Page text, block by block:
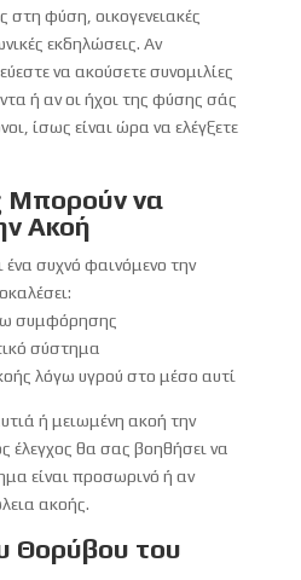
στη φύση, οικογενειακές
εκδηλώσεις. Αν
να ακούσετε συνομιλίες
ή αν οι ήχοι της φύσης σάς
ίσως είναι ώρα να ελέγξετε
Μπορούν να
Ακοή
ένα συχνό φαινόμενο την
συμφόρησης
σύστημα
λόγω υγρού στο μέσο αυτί
ή μειωμένη ακοή την
έλεγχος θα σας βοηθήσει να
είναι προσωρινό ή αν
ακοής.
Θορύβου του